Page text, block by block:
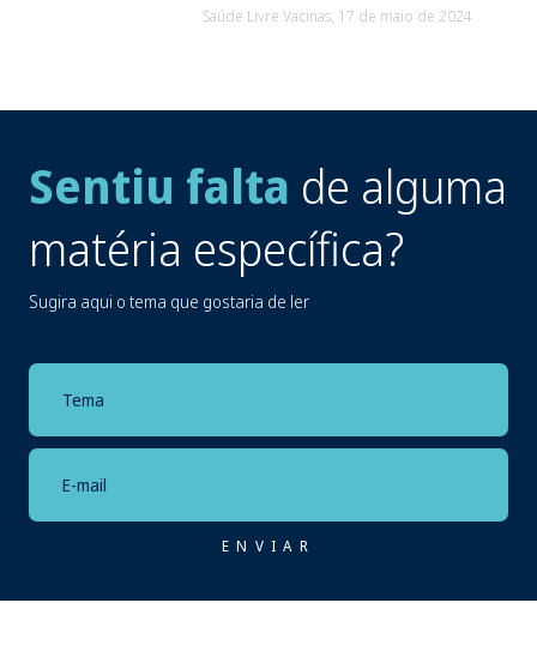
Saúde Livre Vacinas, 17 de maio de 2024
Sentiu falta de alguma
matéria específica?
Sugira aqui o tema que gostaria de ler